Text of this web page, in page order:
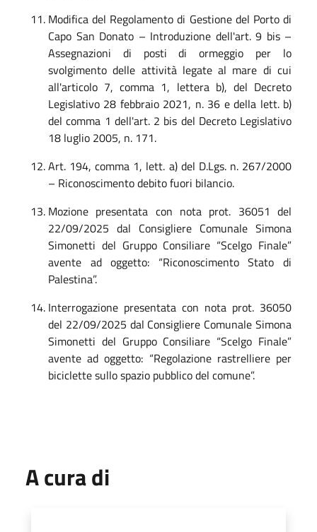
Modifica del Regolamento di Gestione del Porto di
Capo San Donato – Introduzione dell'art. 9 bis –
Assegnazioni di posti di ormeggio per lo
svolgimento delle attività legate al mare di cui
all'articolo 7, comma 1, lettera b), del Decreto
Legislativo 28 febbraio 2021, n. 36 e della lett. b)
del comma 1 dell'art. 2 bis del Decreto Legislativo
18 luglio 2005, n. 171.
Art. 194, comma 1, lett. a) del D.Lgs. n. 267/2000
– Riconoscimento debito fuori bilancio.
Mozione presentata con nota prot. 36051 del
22/09/2025 dal Consigliere Comunale Simona
Simonetti del Gruppo Consiliare “Scelgo Finale”
avente ad oggetto: “Riconoscimento Stato di
Palestina”.
Interrogazione presentata con nota prot. 36050
del 22/09/2025 dal Consigliere Comunale Simona
Simonetti del Gruppo Consiliare “Scelgo Finale”
avente ad oggetto: “Regolazione rastrelliere per
biciclette sullo spazio pubblico del comune”.
A cura di